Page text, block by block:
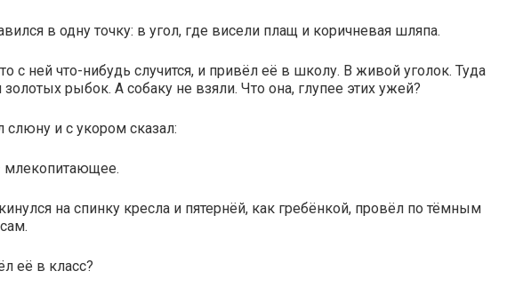
в одну точку: в угол, где висели плащ и коричневая шляпа.
с ней что-нибудь случится, и привёл её в школу. В живой уголок. Туда
рыбок. А собаку не взяли. Что она, глупее этих ужей?
слюну и с укором сказал:
млекопитающее.
на спинку кресла и пятернёй, как гребёнкой, провёл по тёмным
её в класс?